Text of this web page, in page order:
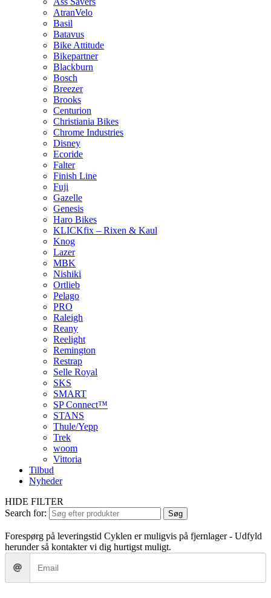
AtranVelo
Basil
Batavus
Bike Attitude
Bikepartner
Blackburn
Bosch
Breezer
Brooks
Centurion
Christiania Bikes
Chrome Industries
Disney
Ecoride
Falter
Finish Line
Fuji
Gazelle
Genesis
Haro Bikes
KLICKfix – Rixen & Kaul
Knog
Lazer
MBK
Nishiki
Ortlieb
Pelago
PRO
Raleigh
Reany
Reelight
Remington
Restrap
Selle Royal
SKS
SMART
SP Connect™
STANS
Thule/Yepp
Trek
woom
Vittoria
Tilbud
Nyheder
HIDE FILTER
Search for:
Søg
Forespørg på leveringstid Cyklen er muligvis på fjernlager - Udfyld
herunder så kontakter vi dig hurtigst muligt.